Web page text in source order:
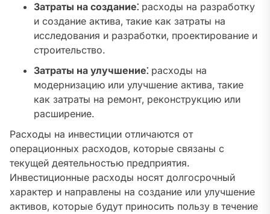
Затраты на создание⁚ расходы на разработку
и создание актива‚ такие как затраты на
исследования и разработки‚ проектирование и
строительство.
Затраты на улучшение⁚ расходы на
модернизацию или улучшение актива‚ такие
как затраты на ремонт‚ реконструкцию или
расширение.
Расходы на инвестиции отличаются от
операционных расходов‚ которые связаны с
текущей деятельностью предприятия.
Инвестиционные расходы носят долгосрочный
характер и направлены на создание или улучшение
активов‚ которые будут приносить пользу в течение